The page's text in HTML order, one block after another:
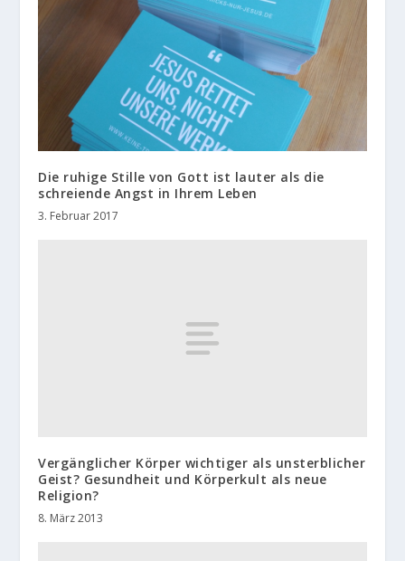
Die ruhige Stille von Gott ist lauter als die
schreiende Angst in Ihrem Leben
3. Februar 2017
Vergänglicher Körper wichtiger als unsterblicher
Geist? Gesundheit und Körperkult als neue
Religion?
8. März 2013